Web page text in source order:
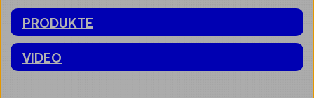
PRODUKTE
VIDEO